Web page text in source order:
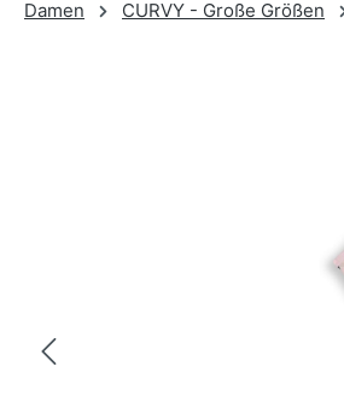
Damen CURVY - Große Größen